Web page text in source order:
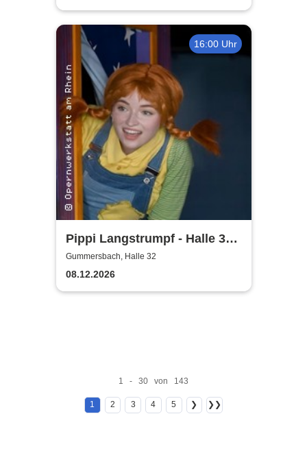
16:00 Uhr
Pippi Langstrumpf - Halle 32
Gummersbach
Gummersbach, Halle 32
08.12.2026
1 - 30 von 143
1 2 3 4 5 ❯ ❯❯